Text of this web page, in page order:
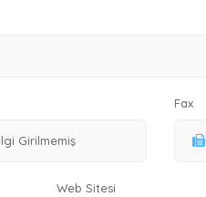
Fax
Web Sitesi